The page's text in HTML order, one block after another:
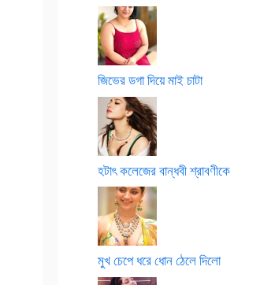
জিভের ডগা দিয়ে মাই চাটা
হটাৎ কলেজের বান্ধবী শ্রাবণীকে
মুখ চেপে ধরে ধোন ঠেলে দিলো